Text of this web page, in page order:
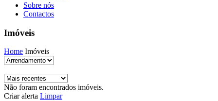
Sobre nós
Contactos
Imóveis
Home Imóveis
Não foram encontrados imóveis.
Criar alerta Limpar